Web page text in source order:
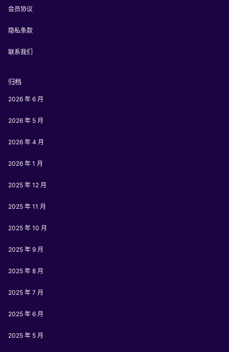
会员协议
隐私条款
联系我们
归档
2026 年 6 月
2026 年 5 月
2026 年 4 月
2026 年 1 月
2025 年 12 月
2025 年 11 月
2025 年 10 月
2025 年 9 月
2025 年 8 月
2025 年 7 月
2025 年 6 月
2025 年 5 月